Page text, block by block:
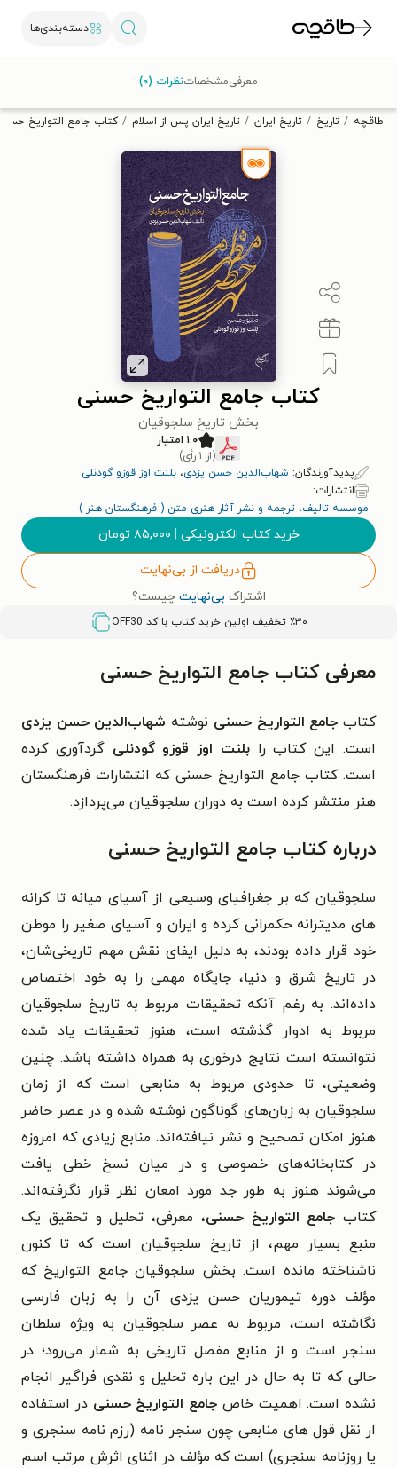
دسته‌بندی‌ها
تخفیف از طاقچه دریافت کن.
طاقچه تاریخ تاریخ ایران تاریخ ایران پس از اسلام کتاب جامع التواریخ
کتاب جامع التواریخ حسنی
بخش تاریخ سلجوقیان
۱.۰ امتیاز
(از ۱ رأی)
پدیدآورندگان: شهاب‌الدین حسن یزدی، بلنت اوز قوزو گودنلی
انتشارات:
موسسه تالیف، ترجمه و نشر آثار هنری متن ( فرهنگستان هنر )
خرید کتاب الکترونیکی | ۸۵,۰۰۰ تومان
دریافت از بی‌نهایت
اشتراک بی‌نهایت چیست؟
٪۳۰ تخفیف اولین خرید کتاب با کد OFF30
معرفیمشخصاتنظرات (۰)
معرفی کتاب جامع التواریخ حسنی
کتاب جامع التواریخ حسنی نوشته شهاب‌الدین حسن یزدی
است. این کتاب را بلنت اوز قوزو گودنلی گردآوری کرده
است. کتابجامع التواریخ حسنی که انتشارات فرهنگستان
هنر منتشر کرده است به دوران سلجوقیان می‌پردازد.
درباره کتاب جامع التواریخ حسنی
سلجوقیان که بر جغرافیای وسیعی از آسیای میانه تا کرانه‌
های مدیترانه حکمرانی کرده و ایران و آسیای صغیر را موطن
خود قرار داده ‌بودند، به دلیل ایفای نقش مهم تاریخی‌‌شان،
در تاریخ شرق و دنیا، جایگاه مهمی را به خود اختصاص
داده‌اند. به‌ رغم آنکه تحقیقات مربوط به تاریخ سلجوقیان
مربوط به ادوار گذشته است، هنوز تحقیقات یاد شده
نتوانسته است نتایج درخوری به همراه داشته باشد. چنین
وضعیتی، تا حدودی مربوط به منابعی است که از زمان
سلجوقیان به زبان‌های گوناگون نوشته شده و در عصر حاضر
هنوز امکان تصحیح و نشر نیافته‌اند. منابع زیادی که امروزه
در کتابخانه‌های خصوصی و در میان نسخ خطی یافت
می‌شوند هنوز به طور جد مورد امعان نظر قرار نگرفته‌اند.
کتاب جامع‌ التواریخ حسنی، معرفی، تحلیل و تحقیق یک
منبع بسیار مهم، از تاریخ سلجوقیان است که تا کنون
ناشناخته مانده است. بخش سلجوقیان جامع‌ التواریخ که
مؤلف دوره تیموریان حسن یزدی آن را به زبان فارسی
نگاشته است، مربوط به عصر سلجوقیان به‌ ویژه سلطان
سنجر است و از منابع مفصل تاریخی به شمار می‌رود؛ در‌
حالی‌ که تا به حال در این باره تحلیل و نقدی فراگیر انجام
نشده است. اهمیت خاص جامع‌ التواریخ حسنی در استفاده
ار نقل‌ قول‌ های منابعی چون سنجر نامه (رزم‌ نامه سنجری و
یا روزنامه سنجری) است که مؤلف در اثنای اثرش مرتب اسم